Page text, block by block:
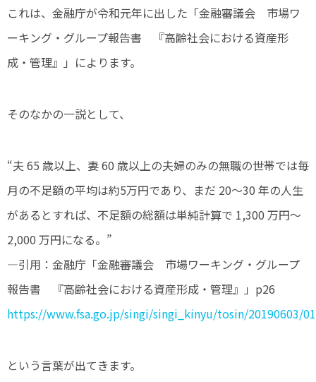
これは、金融庁が令和元年に出した「金融審議会 市場ワ
ーキング・グループ報告書 『高齢社会における資産形
成・管理』」によります。
そのなかの一説として、
“夫 65 歳以上、妻 60 歳以上の夫婦のみの無職の世帯では毎
月の不足額の平均は約5万円であり、まだ 20～30 年の人生
があるとすれば、不足額の総額は単純計算で 1,300 万円～
2,000 万円になる。”
―引用：金融庁「金融審議会 市場ワーキング・グループ
報告書 『高齢社会における資産形成・管理』」p26
https://www.fsa.go.jp/singi/singi_kinyu/tosin/20190603/
という言葉が出てきます。